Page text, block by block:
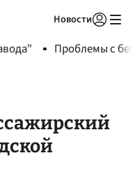
Новости
Проблемы с